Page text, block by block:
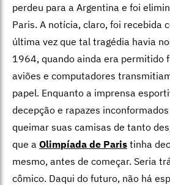
perdeu para a Argentina e foi
Paris. A notícia, claro, foi recebida
última vez que tal tragédia havia
1964, quando ainda era permitido
aviões e computadores
papel. Enquanto a imprensa
decepção e rapazes
queimar suas camisas de tanto
que a Olimpíada de Paris tinha
mesmo, antes de começar. Seria
cômico. Daqui do futuro, não há